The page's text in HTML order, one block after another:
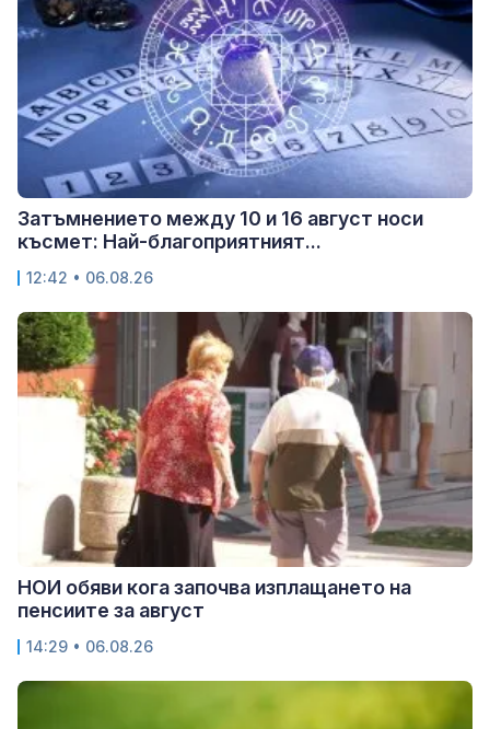
Затъмнението между 10 и 16 август носи
късмет: Най-благоприятният...
12:42 • 06.08.26
НОИ обяви кога започва изплащането на
пенсиите за август
14:29 • 06.08.26